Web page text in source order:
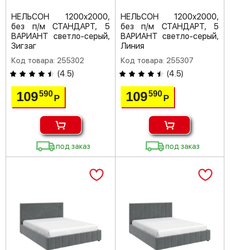
НЕЛЬСОН 1200х2000,
без п/м СТАНДАРТ, 5
ВАРИАНТ светло-серый,
Зигзаг
Код товара: 255302
(4.5)
109590 Р
под заказ
НЕЛЬСОН 1200х2000,
без п/м СТАНДАРТ, 5
ВАРИАНТ светло-серый,
Линия
Код товара: 255307
(4.5)
109590 Р
под заказ